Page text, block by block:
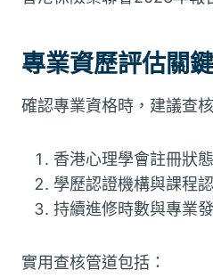
專業資歷評估關
確認專業資格時，建議查
香港心理學會註冊狀態
學歷認證機構與課程
持續進修時數與專業
實用查核管道包括：